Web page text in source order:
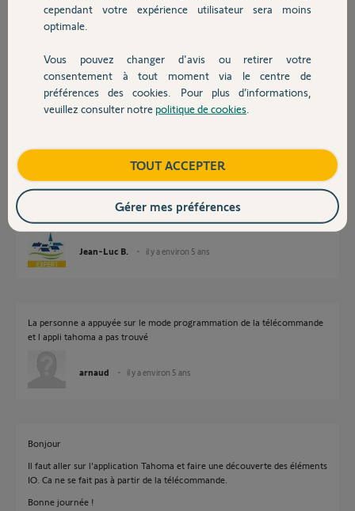
Devis avec un pro
Contact
il y a environ 5 ans
Participer au fil de discussion
Réponses
Bonjour
Jean-Luc B. il y a environ 5 ans
La personne a appuyée sur le mode programmation de la télécommande
et l appli tahoma a pas trouvé
arnaud il y a environ 5 ans
Bonjour
Il faut aller sur l'application Tahoma et faire une découverte des éléments
IO. Ca ne se fait pas à partir de la télécommande.
Bonne journée !
cependant votre expérience utilisateur sera moins
optimale.
Vous pouvez changer d'avis ou retirer votre
consentement à tout moment via le centre de
préférences des cookies. Pour plus d’informations,
veuillez consulter notre politique de cookies
TOUT ACCEPTER
Gérer mes préférences